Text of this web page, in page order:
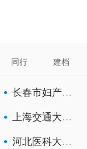
同行 建档
长春市妇产医
上海交通大学
河北医科大学